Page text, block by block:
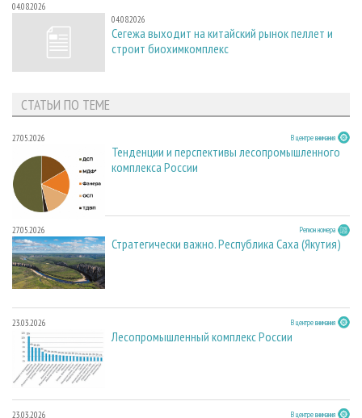
04.08.2026
04.08.2026
Сегежа выходит на китайский рынок пеллет и
строит биохимкомплекс
СТАТЬИ ПО ТЕМЕ
27.05.2026 В центре внимания
Тенденции и перспективы лесопромышленного
комплекса России
27.05.2026 Регион номера
Стратегически важно. Республика Саха (Якутия)
23.03.2026 В центре внимания
Лесопромышленный комплекс России
23.03.2026 В центре внимания